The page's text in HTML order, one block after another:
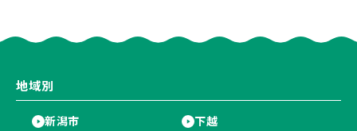
地域別
新潟市
下越